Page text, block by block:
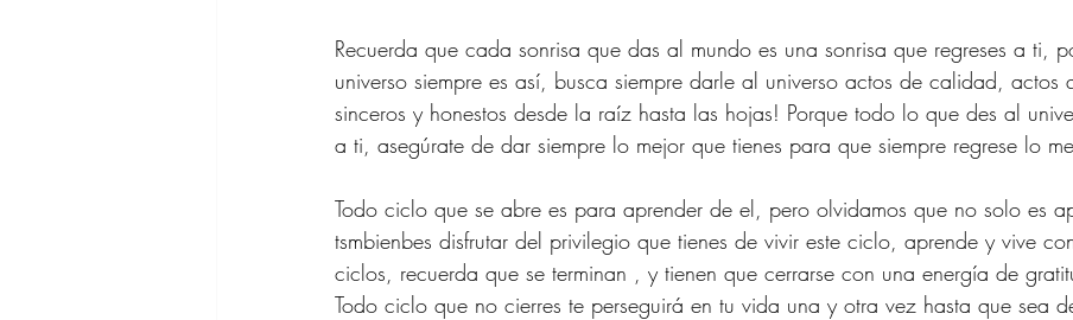
Recuerda que cada sonrisa que das al mundo es una sonrisa que regreses a ti,
universo siempre es así, busca siempre darle al universo actos de calidad, actos
sinceros y honestos desde la raíz hasta las hojas! Porque todo lo que des al
a ti, asegúrate de dar siempre lo mejor que tienes para que siempre regrese lo
Todo ciclo que se abre es para aprender de el, pero olvidamos que no solo es
tsmbienbes disfrutar del privilegio que tienes de vivir este ciclo, aprende y vive
ciclos, recuerda que se terminan , y tienen que cerrarse con una energía de
Todo ciclo que no cierres te perseguirá en tu vida una y otra vez hasta que sea